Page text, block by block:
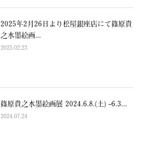
2025年2月26日より松屋銀座店にて篠原貴
之水墨絵画...
2025.02.23
篠原貴之水墨絵画展 2024.6.8.(土) -6.3...
2024.07.24